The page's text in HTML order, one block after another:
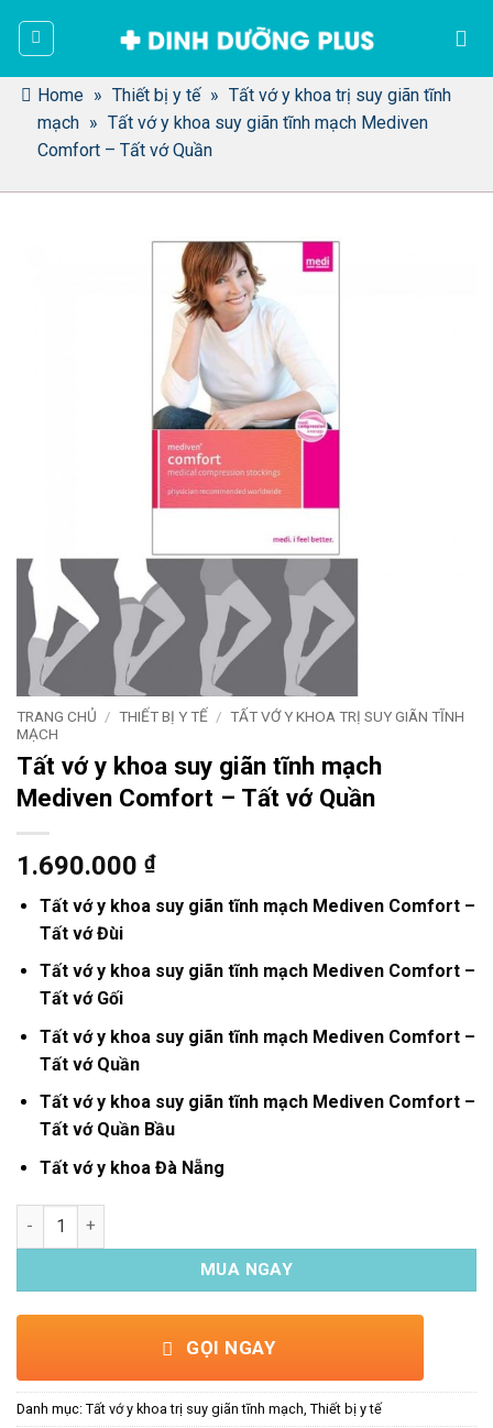
dung Home » Thiết bị y tế » Tất vớ y khoa trị suy giãn tĩnh
mạch » Tất vớ y khoa suy giãn tĩnh mạch Mediven
Comfort – Tất vớ Quần
TRANG CHỦ / THIẾT BỊ Y TẾ / TẤT VỚ Y KHOA TRỊ SUY GIÃN TĨNH
MẠCH
Tất vớ y khoa suy giãn tĩnh mạch
Mediven Comfort – Tất vớ Quần
1.690.000 ₫
Tất vớ y khoa suy giãn tĩnh mạch Mediven Comfort –
Tất vớ Đùi
Tất vớ y khoa suy giãn tĩnh mạch Mediven Comfort –
Tất vớ Gối
Tất vớ y khoa suy giãn tĩnh mạch Mediven Comfort –
Tất vớ Quần
Tất vớ y khoa suy giãn tĩnh mạch Mediven Comfort –
Tất vớ Quần Bầu
Tất vớ y khoa Đà Nẵng
Tất vớ y khoa suy giãn tĩnh mạch Mediven Comfort - Tất vớ
MUA NGAY
GỌI NGAY
Danh mục: Tất vớ y khoa trị suy giãn tĩnh mạch Thiết bị y tế